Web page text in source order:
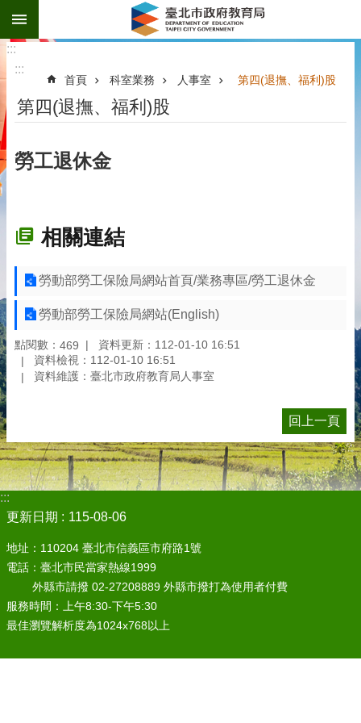
跳到主要內容區塊
:::
:::
首頁 科室業務 人事室 第四(退撫、福利)股
第四(退撫、福利)股
勞工退休金
相關連結
勞動部勞工保險局網站首頁/業務專區/勞工退休金
勞動部勞工保險局網站(English)
點閱數： 469
資料更新：112-01-10 16:51
資料檢視：112-01-10 16:51
資料維護：臺北市政府教育局人事室
回上一頁
:::
更新日期
115-08-06
地址：110204 臺北市信義區市府路1號
電話：臺北市民當家熱線1999
外縣市請撥 02-27208889 外縣市撥打為使用者付費
服務時間：上午8:30-下午5:30
最佳瀏覽解析度為1024x768以上